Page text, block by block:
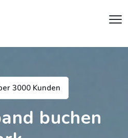
3000 Kunden
buchen